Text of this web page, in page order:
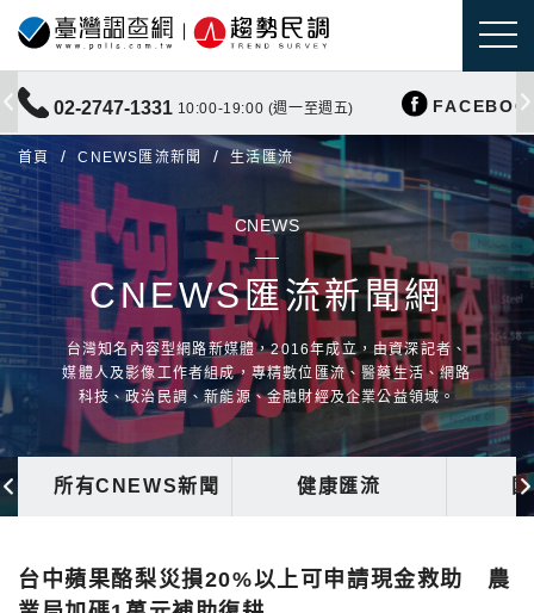
02-2747-1331 10:00-19:00 (週一至週五)
首頁 CNEWS匯流新聞 生活匯流
CNEWS
CNEWS匯流新聞網
台灣知名內容型網路新媒體，2016年成立，由資深記者、
媒體人及影像工作者組成，專精數位匯流、醫藥生活、網路
科技、政治民調、新能源、金融財經及企業公益領域。
所有CNEWS新聞 健康匯流
台中蘋果酪梨災損20%以上可申請現金救助 農